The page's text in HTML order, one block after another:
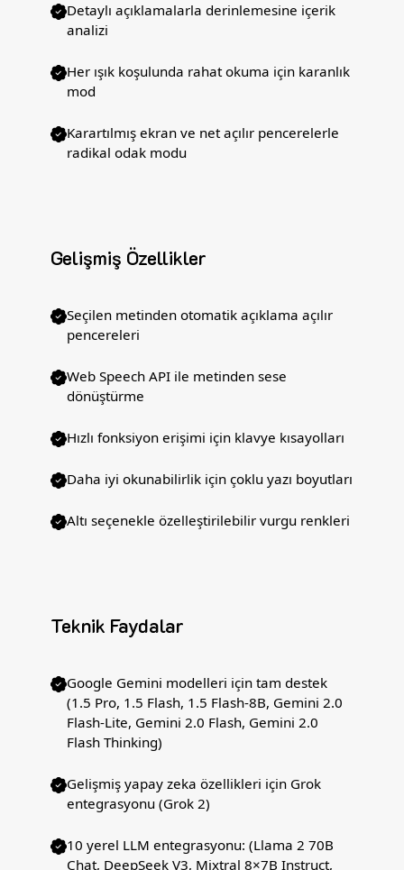
Detaylı açıklamalarla derinlemesine içerik
analizi
Her ışık koşulunda rahat okuma için karanlık
mod
Karartılmış ekran ve net açılır pencerelerle
radikal odak modu
Gelişmiş Özellikler
Seçilen metinden otomatik açıklama açılır
pencereleri
Web Speech API ile metinden sese
dönüştürme
Hızlı fonksiyon erişimi için klavye kısayolları
Daha iyi okunabilirlik için çoklu yazı boyutları
Altı seçenekle özelleştirilebilir vurgu renkleri
Teknik Faydalar
Google Gemini modelleri için tam destek
(1.5 Pro, 1.5 Flash, 1.5 Flash-8B, Gemini 2.0
Flash-Lite, Gemini 2.0 Flash, Gemini 2.0
Flash Thinking)
Gelişmiş yapay zeka özellikleri için Grok
entegrasyonu (Grok 2)
10 yerel LLM entegrasyonu: (Llama 2 70B
Chat, DeepSeek V3, Mixtral 8×7B Instruct,